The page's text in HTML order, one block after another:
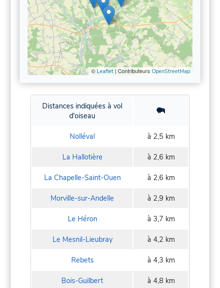
© Leaflet| Contributeurs OpenStreetMap
Distances indiquées à vol
d'oiseau
Nolléval à 2,5 km
La Hallotière à 2,6 km
La Chapelle-Saint-Ouen à 2,6 km
Morville-sur-Andelle à 2,9 km
Le Héron à 3,7 km
Le Mesnil-Lieubray à 4,2 km
Rebets à 4,3 km
Bois-Guilbert à 4,8 km